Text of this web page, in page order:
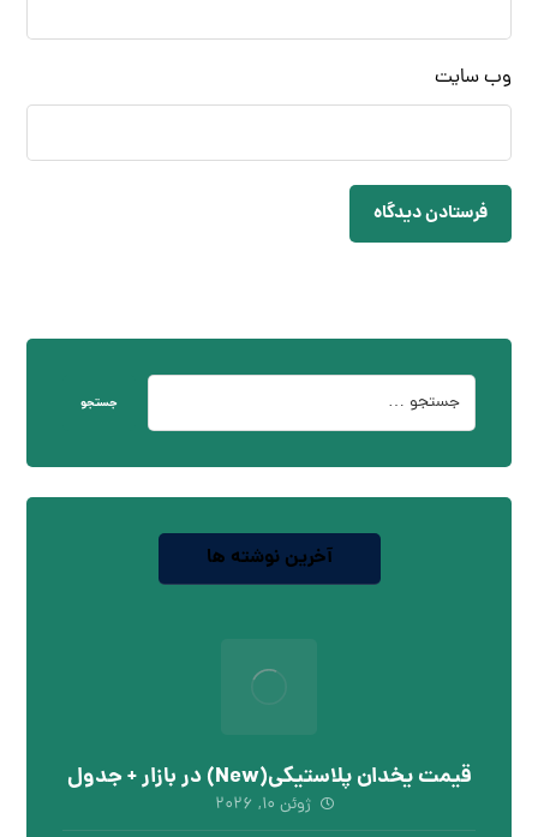
وب‌ سایت
فرستادن دیدگاه
جستجو
آخرین نوشته ها
قیمت یخدان پلاستیکی(New) در بازار + جدول
ژوئن ۱۰, ۲۰۲۶